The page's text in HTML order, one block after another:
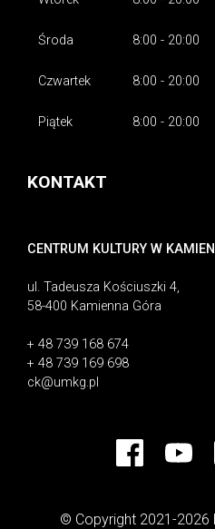
Środa 8:00 - 20:00
Czwartek 8:00 - 20:00
Piątek 8:00 - 20:00
KONTAKT
CENTRUM KULTURY W
ul. Tadeusza Kościuszki 4,
58-400 Kamienna Góra
+ 48 739 168 674
+ 48 739 169 698
ck@umkg.pl
© Copyright 2021-2026